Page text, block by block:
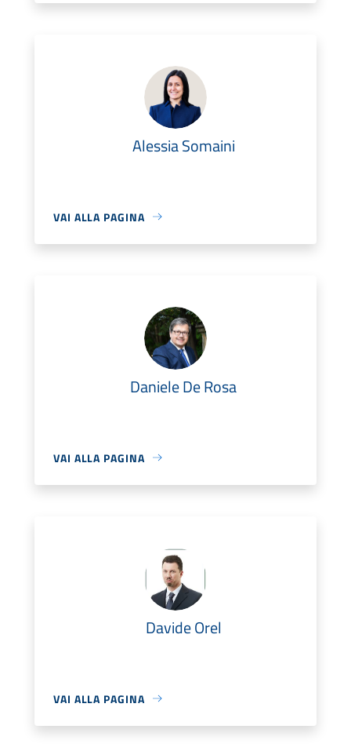
Alessia Somaini
VAI ALLA PAGINA
Daniele De Rosa
VAI ALLA PAGINA
Davide Orel
VAI ALLA PAGINA